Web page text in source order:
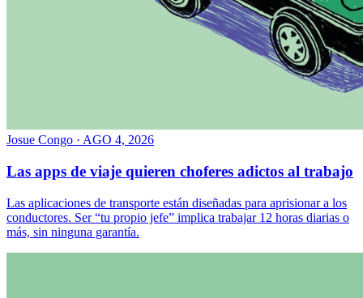
Josue Congo · AGO 4, 2026
Las apps de viaje quieren choferes adictos al trabajo
Las aplicaciones de transporte están diseñadas para aprisionar a los
conductores. Ser “tu propio jefe” implica trabajar 12 horas diarias o
más, sin ninguna garantía.